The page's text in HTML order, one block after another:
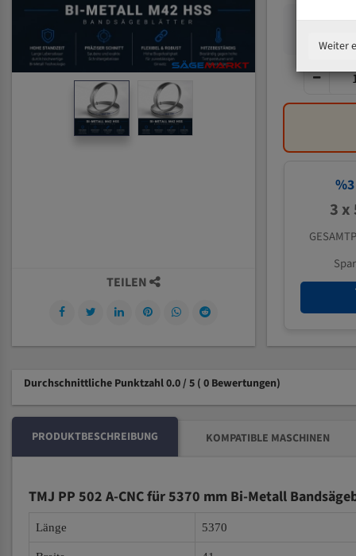
%3
3 x
TEILEN
Durchschnittliche Punktzahl 0.0 / 5 ( 0 Bewertungen)
PRODUKTBESCHREIBUNG KOMPATIBLE MASCHINEN
TMJ PP 502 A-CNC für 5370 mm Bi-Metall
Länge 5370
Weiter